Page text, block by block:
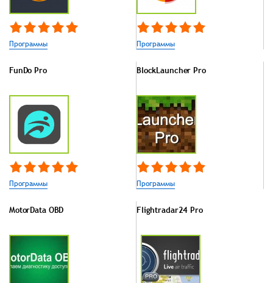
Программы Программы
FunDo Pro
Программы
BlockLauncher Pro
Программы
MotorData OBD Flightradar24 Pro